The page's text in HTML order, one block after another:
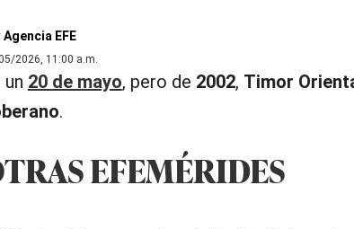
Agencia EFE
2026, 11:00 a.m.
un 20 de mayo, pero de 2002, Timor
.
EFEMÉRIDES